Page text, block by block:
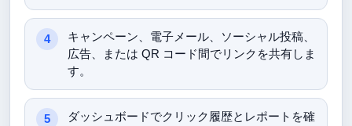
キャンペーン、電子メール、ソーシャル投稿、
広告、または QR コード間でリンクを共有しま
す。
ダッシュボードでクリック履歴とレポートを確